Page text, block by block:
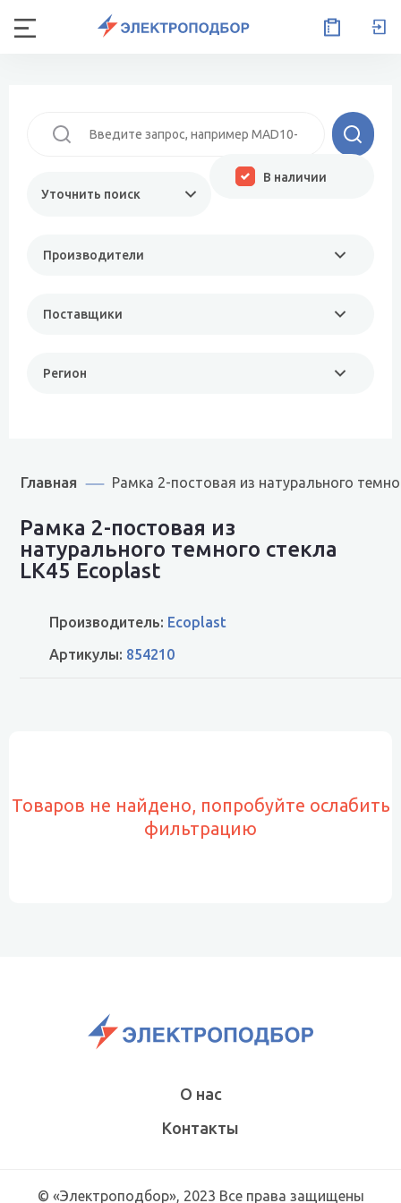
Уточнить поиск
Производители
Поставщики
Регион
В наличии
Главная Рамка 2-постовая из натурального
Рамка 2-постовая из
натурального темного стекла
LK45 Ecoplast
Производитель: Ecoplast
Артикулы: 854210
Товаров не найдено, попробуйте ослабить
фильтрацию
О нас
Контакты
© «Электроподбор», 2023 Все права защищены